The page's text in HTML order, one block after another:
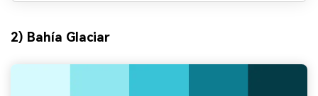
2) Bahía Glaciar